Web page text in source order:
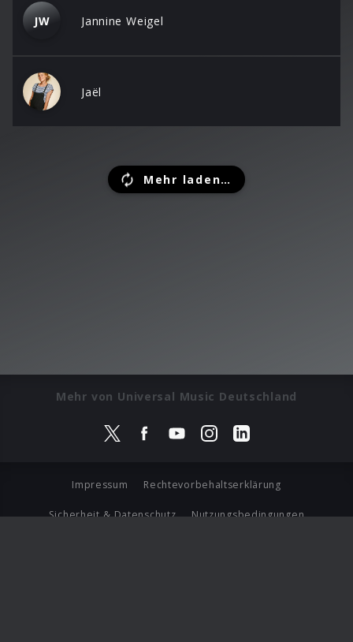
JW Jannine Weigel
Jaël
Mehr laden…
Mehr von Universal Music Deutschland
Impressum Rechtevorbehaltserklärung
Sicherheit & Datenschutz Nutzungsbedingungen